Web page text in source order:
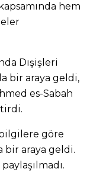
hem
Dışişleri
bir araya geldi,
es-Sabah
göre
bir araya geldi.